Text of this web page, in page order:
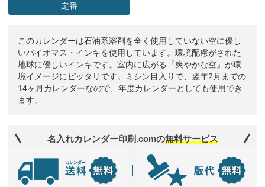
定番
このカレンダーは石油系溶剤を全く使用していない空に優し
いバイオマス・インキを使用しています。環境配慮がされた
地球に優しいインキです。室内に広がる『爽やかな空』が環
境イメージにピッタリです。ミシン目入りで、翌年2月までの
14ヶ月カレンダーなので、年度カレンダーとしても使用でき
ます。
名入れカレンダー印刷.comの無料サービス